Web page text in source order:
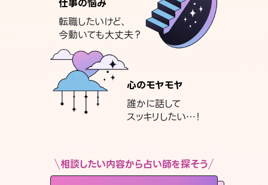
仕事の悩み
転職したいけど、
今動いても大丈夫？
心のモヤモヤ
誰かに話して
スッキリしたい…！
相談したい内容から占い師を探そう